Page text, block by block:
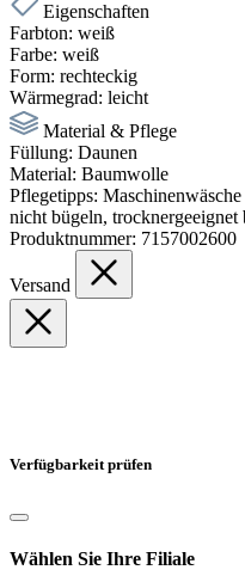
Eigenschaften
Farbton: weiß
Farbe: weiß
Form: rechteckig
Wärmegrad: leicht
Material & Pflege
Füllung: Daunen
Material: Baumwolle
Pflegetipps:
nicht bügeln, trocknergeeignet
Produktnummer: 7157002600
Versand
Verfügbarkeit prüfen
Wählen Sie Ihre Filiale